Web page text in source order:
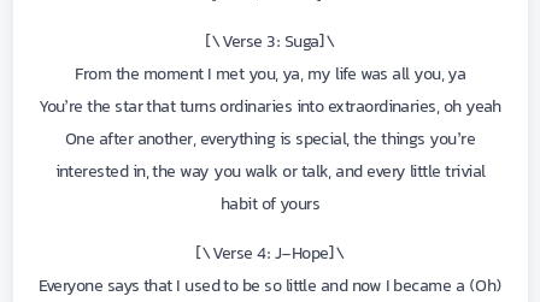
\[Verse 3: Suga\]
From the moment I met you, ya, my life was all you, ya
You’re the star that turns ordinaries into extraordinaries, oh yeah
One after another, everything is special, the things you’re
interested in, the way you walk or talk, and every little trivial
habit of yours
\[Verse 4: J-Hope\]
(Oh) Everyone says that I used to be so little and now I became a